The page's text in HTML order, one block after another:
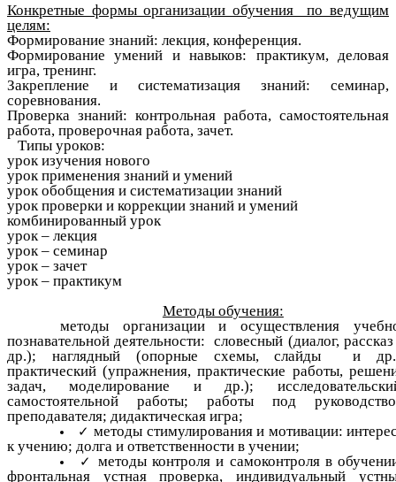
Конкретные формы организации обучения по ведущим
целям:
Формирование знаний: лекция, конференция.
Формирование умений и навыков: практикум, деловая
игра, тренинг.
Закрепление и систематизация знаний: семинар,
соревнования.
Проверка знаний: контрольная работа, самостоятельная
работа, проверочная работа, зачет.
Типы уроков:
урок изучения нового
урок применения знаний и умений
урок обобщения и систематизации знаний
урок проверки и коррекции знаний и умений
комбинированный урок
урок – лекция
урок – семинар
урок – зачет
урок – практикум
Методы обучения:
методы организации и осуществления
познавательной деятельности: словесный (диалог,
др.); наглядный (опорные схемы, слайды и
практический (упражнения, практические работы,
задач, моделирование и др.);
самостоятельной работы; работы под
преподавателя; дидактическая игра;
методы стимулирования и мотивации:
к учению; долга и ответственности в учении;
методы контроля и самоконтроля в
фронтальная устная проверка, индивидуальный